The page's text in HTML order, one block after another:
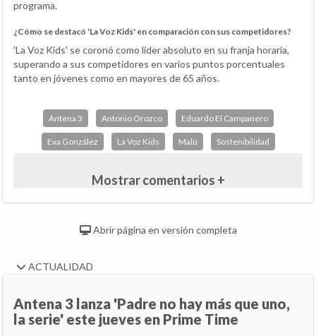
programa.
¿Cómo se destacó 'La Voz Kids' en comparación con sus competidores?
'La Voz Kids' se coronó como líder absoluto en su franja horaria,
superando a sus competidores en varios puntos porcentuales
tanto en jóvenes como en mayores de 65 años.
Antena 3 Antonio Orozco Eduardo El Campanero
Eva González La Voz Kids Malú Sostenibilidad
Mostrar comentarios +
Abrir página en versión completa
ACTUALIDAD
Antena 3 lanza 'Padre no hay más que uno,
la serie' este jueves en Prime Time